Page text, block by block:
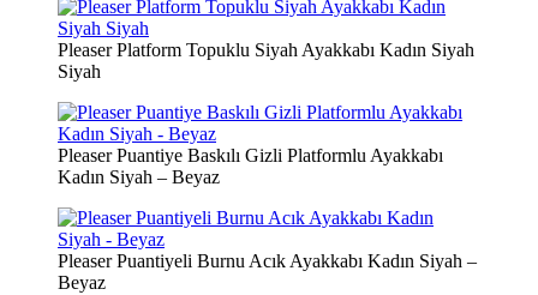
Pleaser Platform Topuklu Siyah Ayakkabı Kadın Siyah
Siyah
Pleaser Puantiye Baskılı Gizli Platformlu Ayakkabı
Kadın Siyah – Beyaz
Pleaser Puantiyeli Burnu Acık Ayakkabı Kadın Siyah –
Beyaz